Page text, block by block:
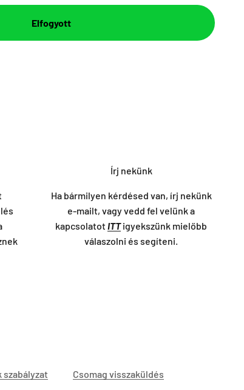
Elfogyott
Írj nekünk
Ha bármilyen kérdésed van, írj nekünk
e-mailt, vagy vedd fel velünk a
kapcsolatotITTigyekszünk mielőbb
válaszolni és segíteni.
Csomag visszaküldés